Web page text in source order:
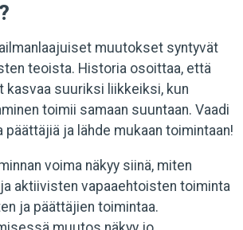
muutokset syntyvät
teoista. Historia osoittaa, että
kasvaa suuriksi liikkeiksi, kun
toimii samaan suuntaan. Vaadi
päättäjiä ja lähde mukaan toimintaan!
voima näkyy siinä, miten
aktiivisten vapaaehtoisten toiminta
ja päättäjien toimintaa.